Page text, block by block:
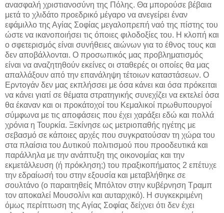
ανασφαλή χριστιανοσύνη της Πόλης. Θα μπορούσε βέβαια
μετά το χλιδάτο προεδρικό μέγαρο να ανεγείρει έναν
εφάμιλλο της Αγίας Σοφίας μεγαλοπρεπή ναό της πίστης του
ώστε να ικανοποιήσει τις όποιες φιλοδοξίες του. Η κλοπή και
ο σφετερισμός είναι συνήθειες αιώνων για το έθνος τους και
δεν αποβάλλονται. Ο προσωπικός μας προβληματισμός
είναι να αναζητηθούν εκείνες οι σταθερές οι οποίες θα μας
απαλλάξουν από την επανάληψη τέτοιων καταστάσεων. Ο
Ερντογάν δεν μας εκπλήσσει με όσα κάνει και όσα πρόκειται
να κάνει γιατί σε θέματα στρατηγικής συνεχίζει να εκτελεί όσα
θα έκαναν και οι προκάτοχοί του Κεμαλικοί πρωθυπουργοί
σύμφωνα με τις αποφάσεις που έχει χαράξει εδώ και πολλά
χρόνια η Τουρκία. Ξεκίνησε ως μετριοπαθής ηγέτης με
σεβασμό σε κάποιες αρχές που συγκρατούσαν τη χώρα του
στα πλαίσια του Δυτικού πολιτισμού που προοδευτικά και
παράλληλα με την ανάπτυξη της οικονομίας και την
εκμετάλλευση (ή πρόκληση;) του πραξικοπήματος 2 επέτυχε
την εδραίωσή του στην εξουσία και μεταβλήθηκε σε
σουλτάνο (ο παραιτηθείς Μπόλτον στην κυβέρνηση Τραμπ
τον αποκαλεί Μουσολίνι και αυταρχικό). Η συγκεκριμένη
όμως περίπτωση της Αγίας Σοφίας δείχνει ότι δεν έχει